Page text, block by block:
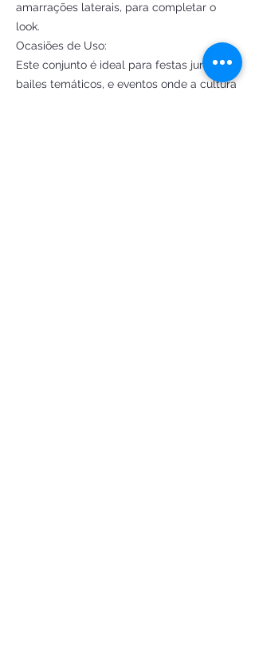
amarrações laterais, para completar o
look.
Ocasiões de Uso:
Este conjunto é ideal para festas juninas,
bailes temáticos, e eventos onde a cultura